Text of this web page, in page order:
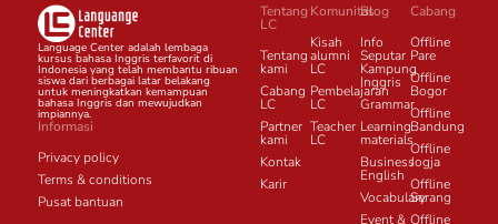
Language Center adalah lembaga
kursus bahasa Inggris terfavorit di
Indonesia yang telah membantu ribuan
siswa dari berbagai latar belakang
untuk meningkatkan kemampuan
bahasa Inggris dan mewujudkan
impiannya.
Informasi
Privacy policy
Terms & conditions
Pusat bantuan
Tentang
LC
Tentang
kami
Cabang
LC
Partner
kami
Kontak
Karir
Komunitas
Kisah
alumni
LC
Pembelajaran
LC
Teacher
LC
Blog
Info
Seputar
Kampung
Inggris
Grammar
Learning
materials
Business
English
Vocabulary
Event &
Cabang
Offline
Pare
Offline
Bogor
Offline
Bandung
Offline
Jogja
Offline
Serang
Offline